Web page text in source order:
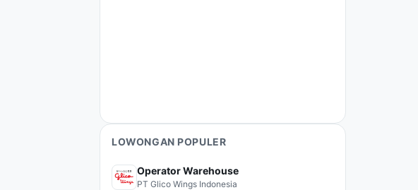
LOWONGAN POPULER
Operator Warehouse
PT Glico Wings Indonesia